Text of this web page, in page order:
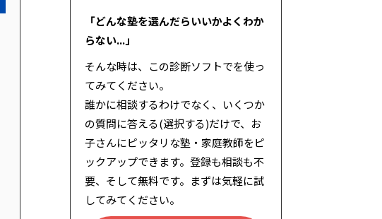
「どんな塾を選んだらいいかよくわか
らない...」
そんな時は、この診断ソフトでを使っ
てみてください。
誰かに相談するわけでなく、いくつか
の質問に答える(選択する)だけで、お
子さんにピッタリな塾・家庭教師をピ
ックアップできます。登録も相談も不
要、そして無料です。まずは気軽に試
してみてください。